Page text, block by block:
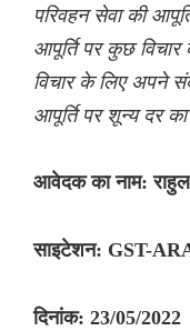
परिवहन सेवा की
आपूर्ति पर कुछ
विचार के लिए अपने
आपूर्ति पर शून्य दर
आवेदक का नाम:
साइटेशन: GST-
दिनांक: 23/05/2022